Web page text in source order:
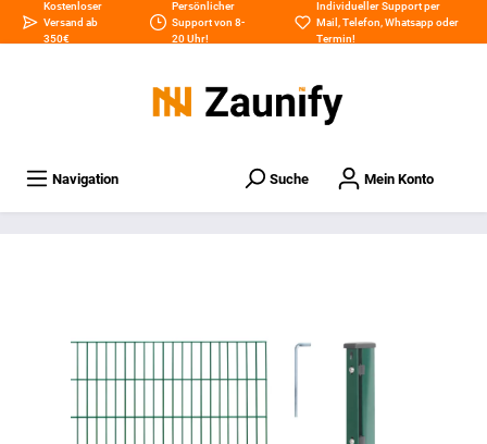
Kostenloser
Versand ab
350€
Persönlicher
Support von 8-
20 Uhr!
Individueller Support per
Mail,Telefon,Whatsappoder
Termin!
Navigation Suche Mein Konto